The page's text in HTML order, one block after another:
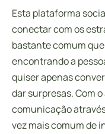
Esta plataforma
conectar com os
bastante comum
encontrando a
quiser apenas
dar surpresas. Com
comunicação
vez mais comum de